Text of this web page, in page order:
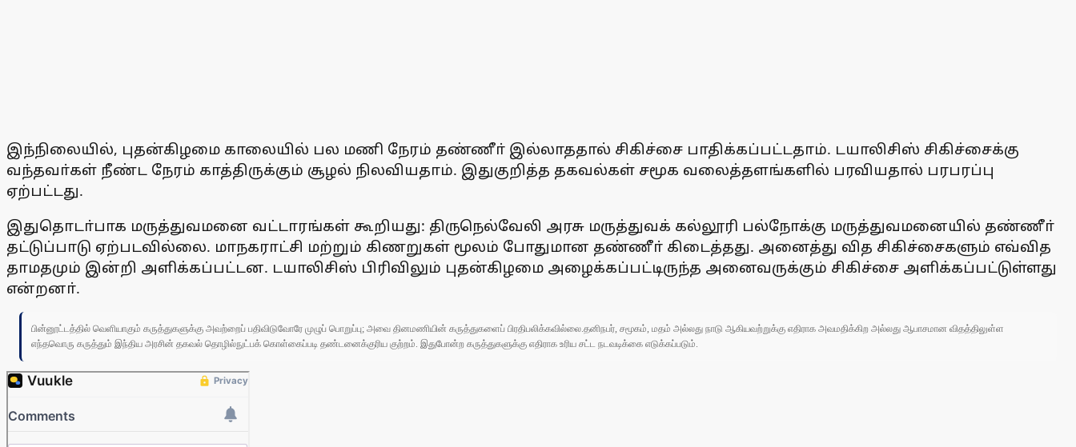
இந்நிலையில், புதன்கிழமை காலையில் பல மணி நேரம் தண்ணீா் இல்லாததால் சிகிச்சை பாதிக்கப்பட்டதாம். டயாலிசிஸ் சிகிச்சைக்கு
வந்தவா்கள் நீண்ட நேரம் காத்திருக்கும் சூழல் நிலவியதாம். இதுகுறித்த தகவல்கள் சமூக வலைத்தளங்களில் பரவியதால் பரபரப்பு
ஏற்பட்டது.
இதுதொடா்பாக மருத்துவமனை வட்டாரங்கள் கூறியது: திருநெல்வேலி அரசு மருத்துவக் கல்லூரி பல்நோக்கு மருத்துவமனையில் தண்ணீா்
தட்டுப்பாடு ஏற்படவில்லை. மாநகராட்சி மற்றும் கிணறுகள் மூலம் போதுமான தண்ணீா் கிடைத்தது. அனைத்து வித சிகிச்சைகளும் எவ்வித
தாமதமும் இன்றி அளிக்கப்பட்டன. டயாலிசிஸ் பிரிவிலும் புதன்கிழமை அழைக்கப்பட்டிருந்த அனைவருக்கும் சிகிச்சை அளிக்கப்பட்டுள்ளது
என்றனா்.
பின்னூட்டத்தில் வெளியாகும் கருத்துகளுக்கு அவற்றைப் பதிவிடுவோரே முழுப் பொறுப்பு; அவை தினமணியின் கருத்துகளைப் பிரதிபலிக்கவில்லை.தனிநபர், சமூகம், மதம் அல்லது நாடு ஆகியவற்றுக்கு எதிராக அவமதிக்கிற அல்லது ஆபாசமான விதத்திலுள்ள
எந்தவொரு கருத்தும் இந்திய அரசின் தகவல் தொழில்நுட்பக் கொள்கைப்படி தண்டனைக்குரிய குற்றம். இதுபோன்ற கருத்துகளுக்கு எதிராக உரிய சட்ட நடவடிக்கை எடுக்கப்படும்.